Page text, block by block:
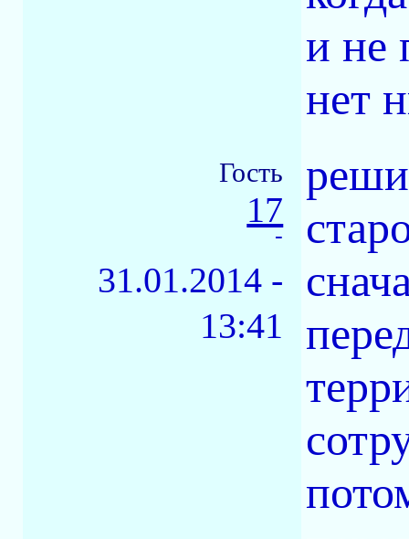
и не
нет
Гость
17
-
31.01.2014 -
13:41